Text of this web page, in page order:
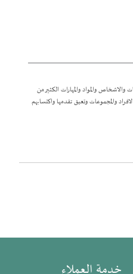
والاشخاص والمواد والمهارات الكثير من
والمجموعات وتعيق تقدمها واكتسابهم